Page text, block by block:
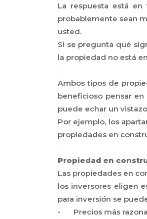
La respuesta está
probablemente sean
usted.
Si se pregunta qué
la propiedad no está
Ambos tipos de
beneficioso pensar
puede echar un
Por ejemplo, los
propiedades en
Propiedad en
Las propiedades en
los inversores eligen
para inversión se
•
Precios más